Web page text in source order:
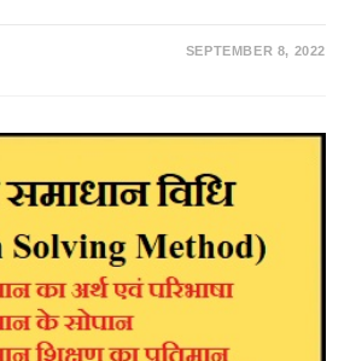
SEPTEMBER 8, 2022